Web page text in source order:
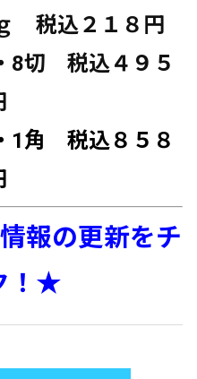
税込２１８円
8切 税込４９５
1角 税込８５８
報の更新をチ
！★